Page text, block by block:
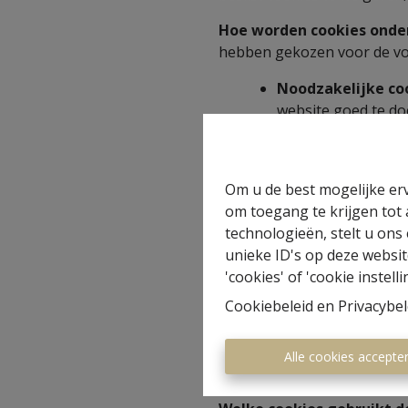
Om u de best mogelijke
om toegang te krijgen tot
technologieën, stelt u
unieke ID's op deze
'cookies' of 'cookie
Cookiebeleid en
Alle cookies
Hoe worden cookies
hebben gekozen voor de
Noodzakelijke
website goed te
Analytics) hoe
manier kunnen
Marketing
om in het kader
bij het surfen naar
Andere cookies
cookiebeleid hun